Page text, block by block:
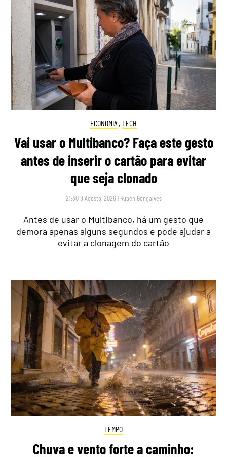
ECONOMIA , TECH
Vai usar o Multibanco? Faça este gesto
antes de inserir o cartão para evitar
que seja clonado
21:30 8 Agosto, 2026 | Rubén Gonçalves
Antes de usar o Multibanco, há um gesto que
demora apenas alguns segundos e pode ajudar a
evitar a clonagem do cartão
TEMPO
Chuva e vento forte a caminho: